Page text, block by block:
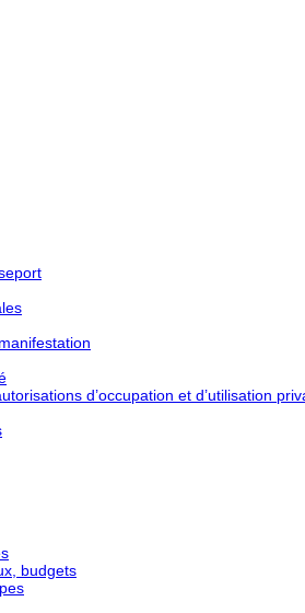
d’occupation et d’utilisation
budgets